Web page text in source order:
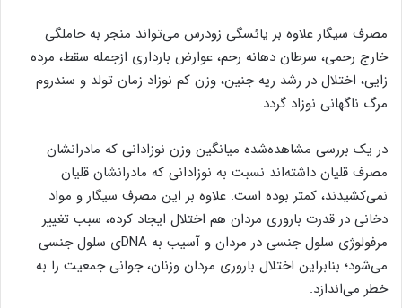
مصرف سیگار علاوه بر یائسگی زودرس می‌تواند منجر به حاملگی
خارج رحمی، سرطان دهانه رحم، عوارض بارداری ازجمله سقط، مرده
زایی، اختلال در رشد ریه جنین، وزن کم نوزاد زمان تولد و سندروم
مرگ ناگهانی نوزاد گردد.
در یک بررسی مشاهده‌شده میانگین وزن نوزادانی که مادرانشان
مصرف قلیان داشته‌اند نسبت به نوزادانی که مادرانشان قلیان
نمی‌کشیدند، کمتر بوده است. علاوه بر این مصرف سیگار و مواد
دخانی در قدرت باروری مردان هم اختلال ایجاد کرده، سبب تغییر
مرفولوژی سلول جنسی در مردان و آسیب به DNA‌ی سلول جنسی
می‌شود؛ بنابراین اختلال باروری مردان وزنان، جوانی جمعیت را به
خطر می‌اندازد.